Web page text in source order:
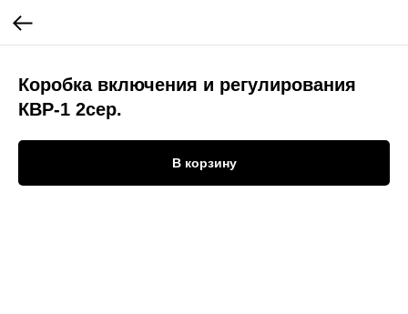
Коробка включения и регулирования
КВР-1 2сер.
В корзину